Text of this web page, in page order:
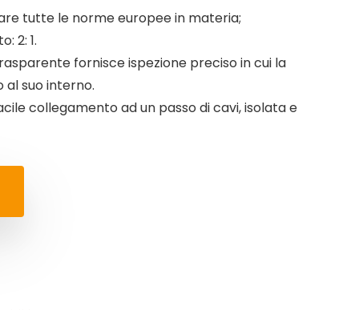
tutte le norme europee in materia;
2: 1.
fornisce ispezione preciso in cui la
al suo interno.
collegamento ad un passo di cavi, isolata e